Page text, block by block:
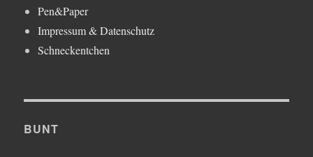
Pen&Paper
Impressum & Datenschutz
Schneckentchen
BUNT